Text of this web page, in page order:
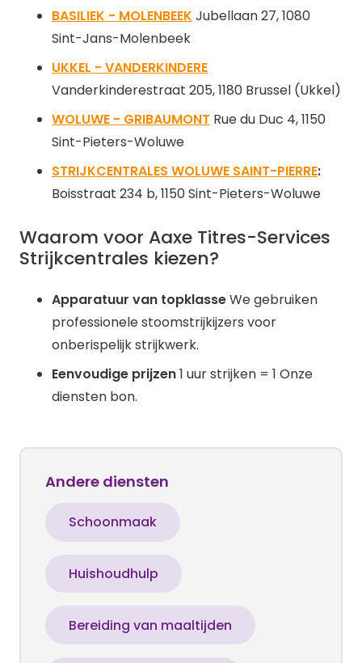
BASILIEK - MOLENBEEK Jubellaan 27, 1080
Sint-Jans-Molenbeek
UKKEL - VANDERKINDERE
Vanderkinderestraat 205, 1180 Brussel (Ukkel)
WOLUWE - GRIBAUMONT Rue du Duc 4, 1150
Sint-Pieters-Woluwe
STRIJKCENTRALES WOLUWE SAINT-PIERRE:
Boisstraat 234 b, 1150 Sint-Pieters-Woluwe
Waarom voor Aaxe Titres-Services
Strijkcentrales kiezen?
Apparatuur van topklasseWe gebruiken
professionele stoomstrijkijzers voor
onberispelijk strijkwerk.
Eenvoudige prijzen1 uur strijken = 1 Onze
diensten bon.
Andere diensten
Schoonmaak
Huishoudhulp
Bereiding van maaltijden